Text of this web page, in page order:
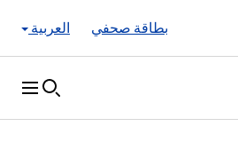
العربية
بطاقة صحفي